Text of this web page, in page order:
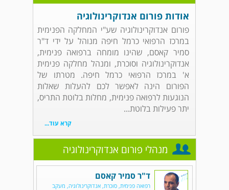
אודות פורום אנדוקרינולוגיה
פורום אנדוקרינולוגיה שע"י המחלקה הפנימית
במרכז הרפואי כרמל חיפה מנוהל על ידי ד"ר
סמיר קאסם, שהינו מומחה ברפואה פנימית,
אנדוקרינולוגיה וסוכרת, ומנהל מחלקה פנימית
א' במרכז הרפואי כרמל חיפה. מטרתו של
הפורום הינה לאפשר לכם להעלות שאלות
הנוגעות לרפואה פנימית, מחלות בלוטת התריס,
יתר פעילות בלוטת...
קרא עוד...
מנהלי פורום אנדוקרינולוגיה
ד"ר סמיר קאסם
רפואה פנימית, סוכרת, אנדוקרינולוגיה, מעקב